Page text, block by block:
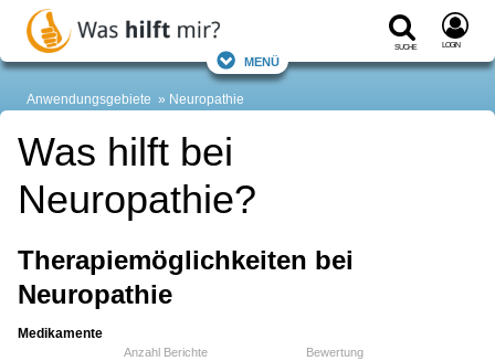
Suche Login
Menü
Anwendungsgebiete Neuropathie
Was hilft bei
Neuropathie?
Therapiemöglichkeiten bei
Neuropathie
Medikamente
Anzahl Berichte Bewertung